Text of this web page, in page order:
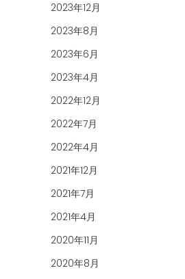
2023年12月
2023年8月
2023年6月
2023年4月
2022年12月
2022年7月
2022年4月
2021年12月
2021年7月
2021年4月
2020年11月
2020年8月